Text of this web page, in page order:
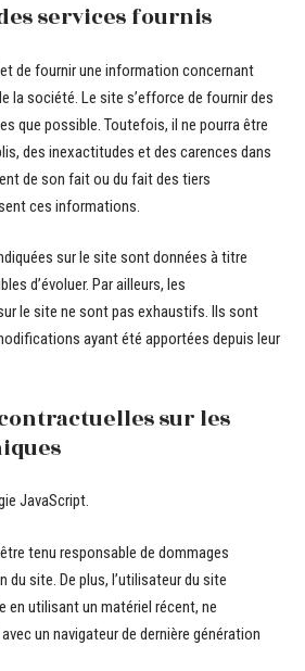
services fournis
de fournir une information concernant
la société. Le site s’efforce de fournir des
que possible. Toutefois, il ne pourra être
des inexactitudes et des carences dans
de son fait ou du fait des tiers
ces informations.
sur le site sont données à titre
d’évoluer. Par ailleurs, les
le site ne sont pas exhaustifs. Ils sont
ayant été apportées depuis leur
sur les
JavaScript.
tenu responsable de dommages
du site. De plus, l’utilisateur du site
en utilisant un matériel récent, ne
un navigateur de dernière génération